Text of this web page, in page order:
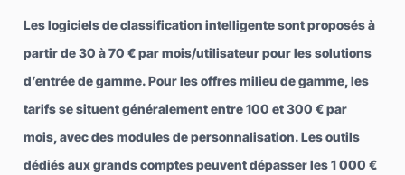
Les logiciels de classification intelligente sont proposés à
partir de 30 à 70 € par mois/utilisateur pour les solutions
d’entrée de gamme. Pour les offres milieu de gamme, les
tarifs se situent généralement entre 100 et 300 € par
mois, avec des modules de personnalisation. Les outils
dédiés aux grands comptes peuvent dépasser les 1 000 €